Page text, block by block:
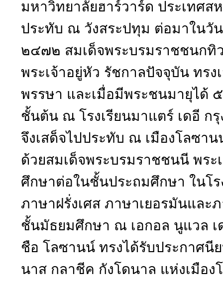
มหาวิทยาลัยฮาร์วาร์ด ประเทศส
ประทับ ณ วังสระปทุม ต่อมาใน
๒๔๗๒ สมเด็จพระบรมราชชนก
พระเจ้าอยู่หัว รัชกาลปัจจุบัน ทร
พรรษา และเมื่อมีพระชนมายุได้
ชั้นต้น ณ โรงเรียนมาแตร์ เดอี ก
จึงเสด็จไปประทับ ณ เมืองโลซา
ด้วยสมเด็จพระบรมราชชนนี พร
ศึกษาต่อในชั้นประถมศึกษา ในโร
ภาษาฝรั่งเศส ภาษาเยอรมันและ
ชั้นมัธยมศึกษา ณ เอกอล นูแวล เ
ชือ โลซานน์ ทรงได้รับประกาศนี
นาส กลาชีค กังโดนาล แห่งเมือ